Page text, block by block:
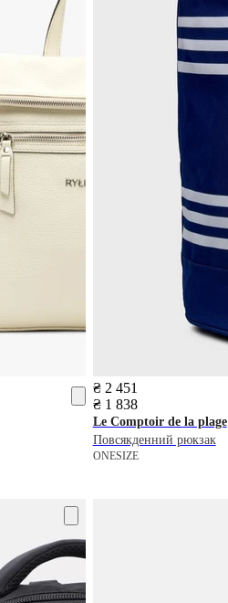
₴ 2 451
₴ 1 838
Le Comptoir de la plage
Повсякденний рюкзак
ONESIZE